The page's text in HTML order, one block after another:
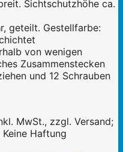
Sichtschutzhöhe ca.
geteilt. Gestellfarbe:
von wenigen
Zusammenstecken
und 12 Schrauben
MwSt., zzgl. Versand;
Haftung